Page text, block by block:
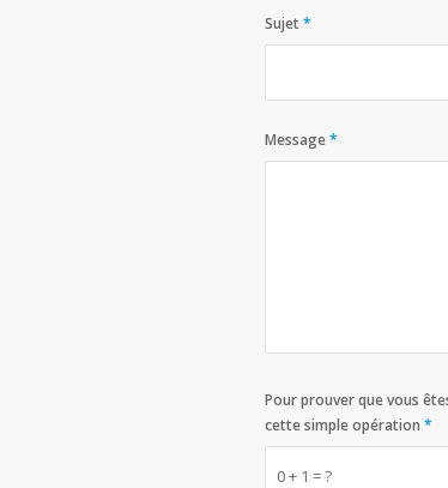
Sujet*
Message*
0 + 1 = ?
Pour prouver que vous
cette simple opération *